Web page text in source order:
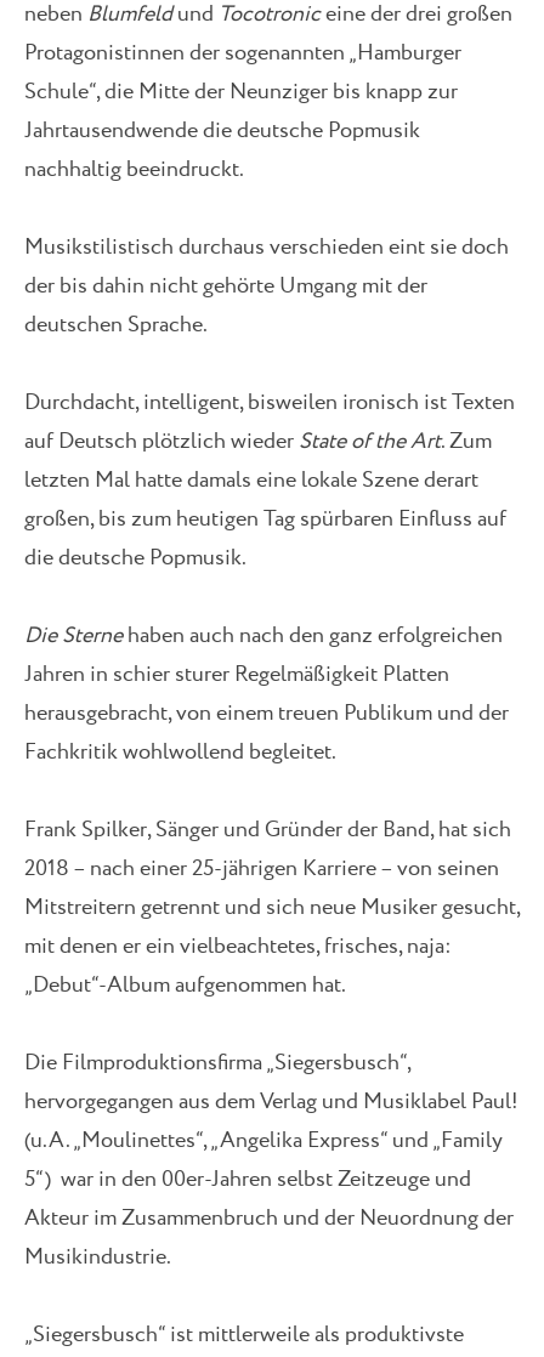
neben Blumfeldund Tocotroniceine der drei großen
Protagonistinnen der sogenannten „Hamburger
Schule“, die Mitte der Neunziger bis knapp zur
Jahrtausendwende die deutsche Popmusik
nachhaltig beeindruckt.
Musikstilistisch durchaus verschieden eint sie doch
der bis dahin nicht gehörte Umgang mit der
deutschen Sprache.
Durchdacht, intelligent, bisweilen ironisch ist Texten
auf Deutsch plötzlich wiederState of the Art. Zum
letzten Mal hatte damals eine lokale Szene derart
großen, bis zum heutigen Tag spürbaren Einfluss auf
die deutsche Popmusik.
Die Sternehaben auch nach den ganz erfolgreichen
Jahren in schier sturer Regelmäßigkeit Platten
herausgebracht, von einem treuen Publikum und der
Fachkritik wohlwollend begleitet.
Frank Spilker, Sänger und Gründer der Band, hat sich
2018 – nach einer 25-jährigen Karriere – von seinen
Mitstreitern getrennt und sich neue Musiker gesucht,
mit denen er ein vielbeachtetes, frisches, naja:
„Debut“-Album aufgenommen hat.
Die Filmproduktionsfirma „Siegersbusch“,
hervorgegangen aus dem Verlag und Musiklabel Paul!
(u.A. „Moulinettes“, „Angelika Express“ und „Family
5“) war in den 00er-Jahren selbst Zeitzeuge und
Akteur im Zusammenbruch und der Neuordnung der
Musikindustrie.
„Siegersbusch“ ist mittlerweile als produktivste